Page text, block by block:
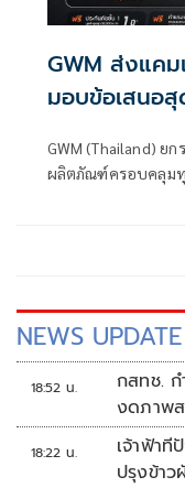
GWM ส่งแค
มอบข้อเสนอ
GWM (Thailand) ย
ผลิตภัณฑ์ครอบคลุมทุ
NEWS UPDATE
18:52 น.
กสทช. ก
งดภาพส
18:22 น.
เจ้าฟ้าที
ปรุงข้าว